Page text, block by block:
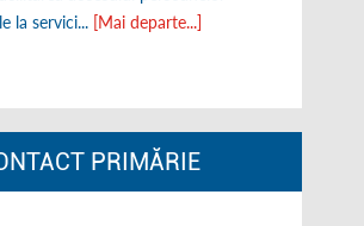
la servici... [Mai departe...]
PRIMĂRIE